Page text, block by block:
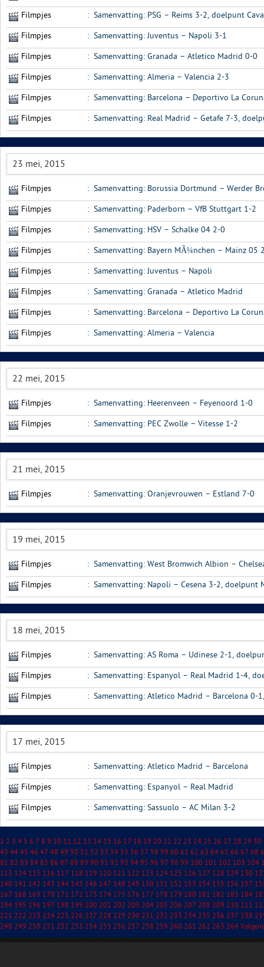
Filmpjes : Samenvatting: PSG – Reims 3-2, doelpunt
Filmpjes : Samenvatting: Juventus – Napoli 3-1
Filmpjes : Samenvatting: Granada – Atletico Madrid 0-0
Filmpjes : Samenvatting: Almeria – Valencia 2-3
Filmpjes : Samenvatting: Barcelona – Deportivo La
Filmpjes : Samenvatting: Real Madrid – Getafe 7-3,
23 mei, 2015
Filmpjes : Samenvatting: Borussia Dortmund – Werder
Filmpjes : Samenvatting: Paderborn – VfB Stuttgart 1-2
Filmpjes : Samenvatting: HSV – Schalke 04 2-0
Filmpjes : Samenvatting: Bayern MÃ¼nchen – Mainz 05
Filmpjes : Samenvatting: Juventus – Napoli
Filmpjes : Samenvatting: Granada – Atletico Madrid
Filmpjes : Samenvatting: Barcelona – Deportivo La
Filmpjes : Samenvatting: Almeria – Valencia
22 mei, 2015
Filmpjes : Samenvatting: Heerenveen – Feyenoord 1-0
Filmpjes : Samenvatting: PEC Zwolle – Vitesse 1-2
21 mei, 2015
Filmpjes : Samenvatting: Oranjevrouwen – Estland 7-0
19 mei, 2015
Filmpjes : Samenvatting: West Bromwich Albion –
Filmpjes : Samenvatting: Napoli – Cesena 3-2, doelpunt
18 mei, 2015
Filmpjes : Samenvatting: AS Roma – Udinese 2-1,
Filmpjes : Samenvatting: Espanyol – Real Madrid 1-4,
Filmpjes : Samenvatting: Atletico Madrid – Barcelona 0-
17 mei, 2015
Filmpjes : Samenvatting: Atletico Madrid – Barcelona
Filmpjes : Samenvatting: Espanyol – Real Madrid
Filmpjes : Samenvatting: Sassuolo – AC Milan 3-2
1 2 3 4 5 6 7 8 9 10 11 12 13 14 15 16 17 18 19 20 21 22 23 24 25 26 27 28 29 30
43 44 45 46 47 48 49 50 51 52 53 54 55 56 57 58 59 60 61 62 63 64 65 66 67 68
81 82 83 84 85 86 87 88 89 90 91 92 93 94 95 96 97 98 99 100 101 102 103 104
113 114 115 116 117 118 119 120 121 122 123 124 125 126 127 128 129 130
140 141 142 143 144 145 146 147 148 149 150 151 152 153 154 155 156 157
167 168 169 170 171 172 173 174 175 176 177 178 179 180 181 182 183 184
194 195 196 197 198 199 200 201 202 203 204 205 206 207 208 209 210 211
221 222 223 224 225 226 227 228 229 230 231 232 233 234 235 236 237 238
248 249 250 251 252 253 254 255 256 257 258 259 260 261 262 263 264